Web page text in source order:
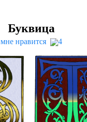
Буквица
мне нравится 4